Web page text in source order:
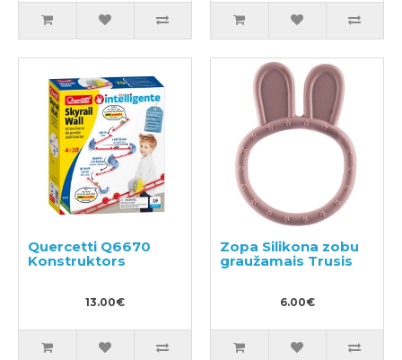
Quercetti Q6670
Konstruktors
13.00€
Zopa Silikona zobu
graužamais Trusis
6.00€